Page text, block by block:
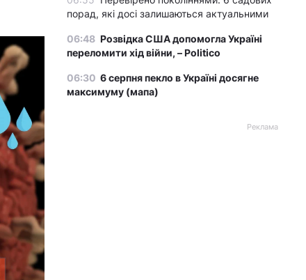
порад, які досі залишаються актуальними
06:48 Розвідка США допомогла Україні
переломити хід війни, – Politico
06:30 6 серпня пекло в Україні досягне
максимуму (мапа)
Реклама